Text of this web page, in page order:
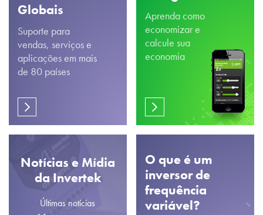
Globais
Suporte para
vendas, serviços e
aplicações em mais
de 80 países
Aprenda como
economizar e
calcule sua
economia
Notícias e Mídia
da Invertek
Últimas notícias
O que é um
inversor de
frequência
variável?